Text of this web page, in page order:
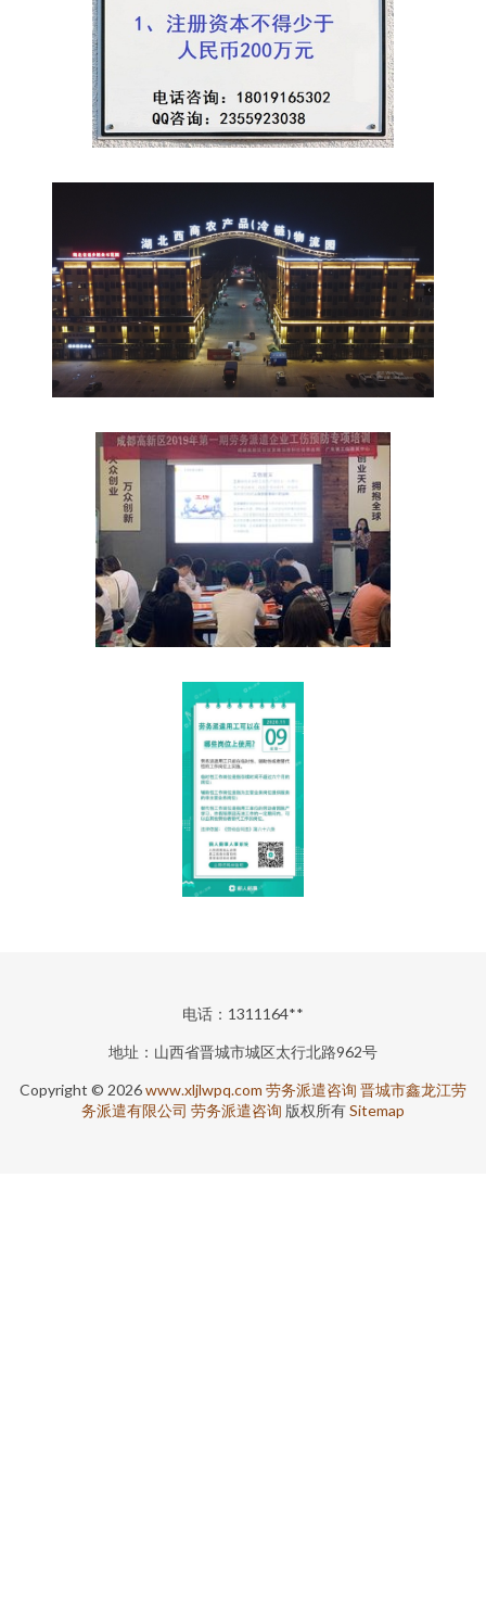
电话：1311164**
地址：山西省晋城市城区太行北路962号
Copyright © 2026www.xljlwpq.com 劳务派遣咨询 晋城市鑫龙江劳
务派遣有限公司 劳务派遣咨询 版权所有Sitemap